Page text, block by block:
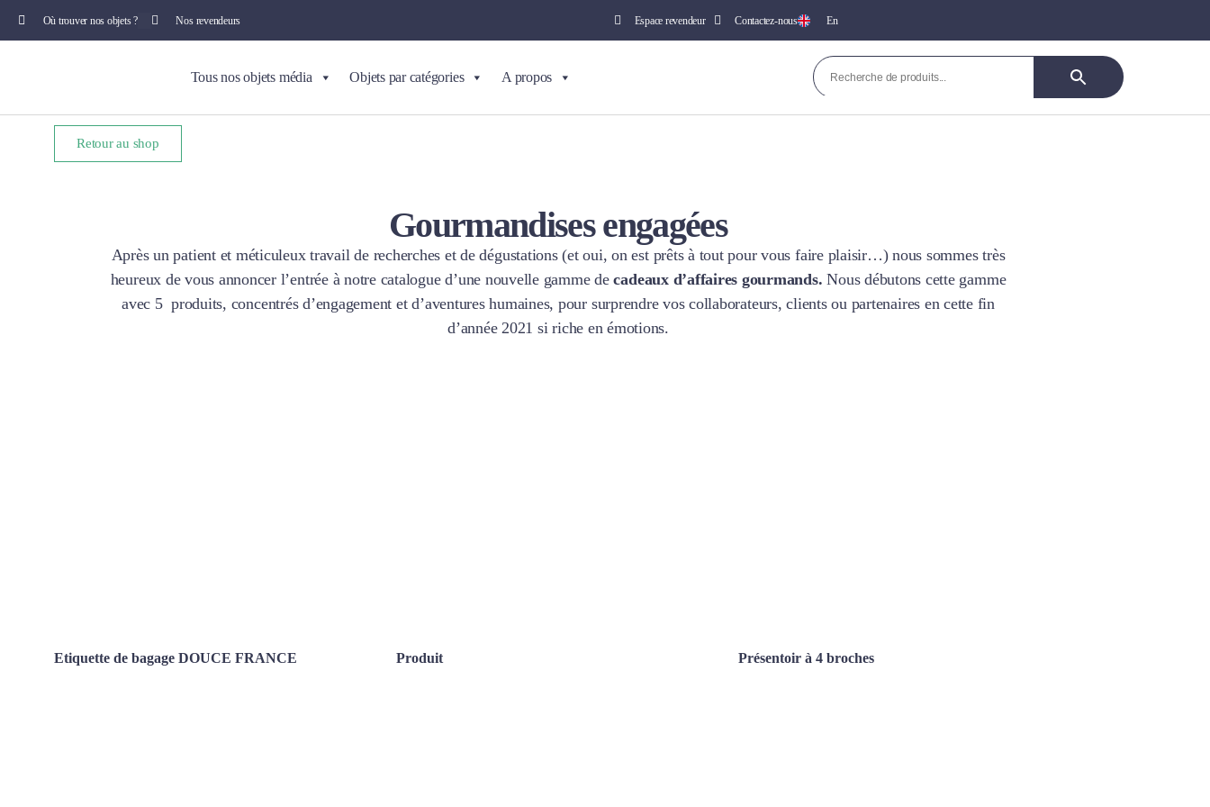
Où trouver nos objets ? Nos revendeurs Espace revendeur Contactez-nous En
Tous nos objets média Objets par catégories A propos
Retour au shop
Gourmandises engagées
Après un patient et méticuleux travail de recherches et de dégustations (et oui, on est prêts à tout pour vous faire plaisir…) nous sommes très
heureux de vous annoncer l’entrée à notre catalogue d’une nouvelle gamme decadeaux d’affaires gourmands. Nous débutons cette gamme
avec 5 produits, concentrés d’engagement et d’aventures humaines, pour surprendre vos collaborateurs, clients ou partenaires en cette fin
d’année 2021 si riche en émotions.
Etiquette de bagage DOUCE FRANCE Produit Présentoir à 4 broches